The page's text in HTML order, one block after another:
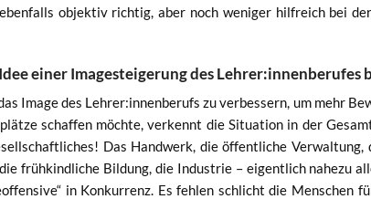
objek­tiv rich­tig, aber noch weni­ger hilf­reich bei
einer Imagesteigerung des Lehrer:innenberufes
Image des Lehrer:innenberufs zu ver­bes­sern, um mehr
schaf­fen möch­te, ver­kennt die Situa­ti­on in der
Das Hand­werk, die öffent­li­che Ver­wal­tung,
früh­kind­li­che Bil­dung, die Indus­trie – eigent­lich nahe­zu
in Kon­kur­renz. Es feh­len schlicht die Men­schen